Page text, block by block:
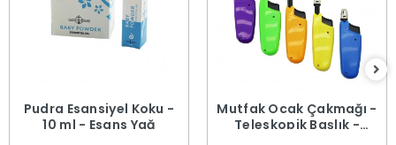
Pudra Esansiyel Koku -
10 ml - Esans Yağ
Mutfak Ocak Çakmağı -
Teleskopik Başlık -